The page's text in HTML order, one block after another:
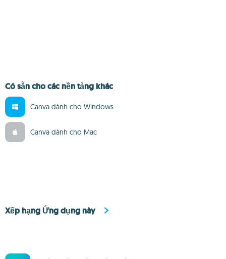
Có sẵn cho các nền tảng khác
Canva dành cho Windows
Canva dành cho Mac
Xếp hạng Ứng dụng này